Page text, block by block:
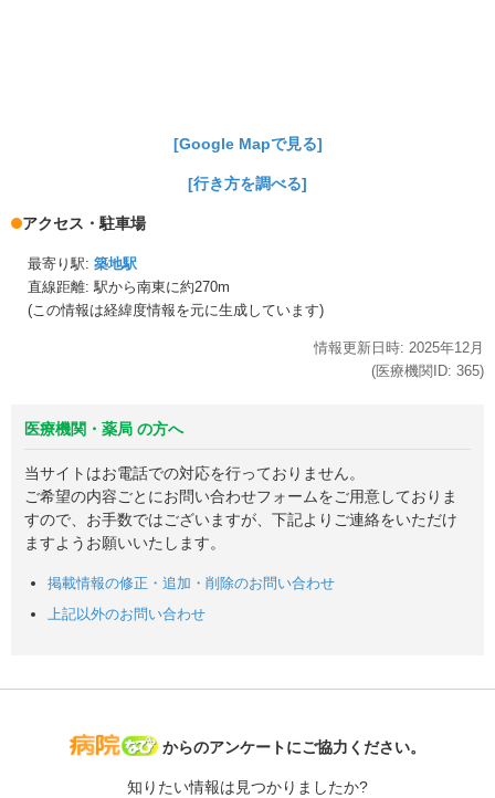
[Google Mapで見る]
[行き方を調べる]
アクセス・駐車場
最寄り駅: 築地駅
直線距離: 駅から南東に約270m
(この情報は経緯度情報を元に生成しています)
情報更新日時: 2025年12月
(医療機関ID: 365)
医療機関・薬局 の方へ
当サイトはお電話での対応を行っておりません。
ご希望の内容ごとにお問い合わせフォームをご用意しておりま
すので、お手数ではございますが、下記よりご連絡をいただけ
ますようお願いいたします。
掲載情報の修正・追加・削除のお問い合わせ
上記以外のお問い合わせ
病院なび
からのアンケートにご協力ください。
知りたい情報は見つかりましたか?